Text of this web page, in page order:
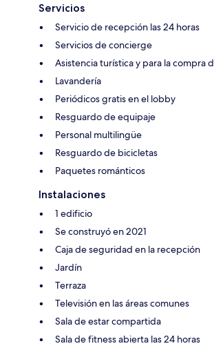
Servicios
Servicio de recepción las 24 horas
Servicios de concierge
Asistencia turística y para la compra
Lavandería
Periódicos gratis en el lobby
Resguardo de equipaje
Personal multilingüe
Resguardo de bicicletas
Paquetes románticos
Instalaciones
1 edificio
Se construyó en 2021
Caja de seguridad en la recepción
Jardín
Terraza
Televisión en las áreas comunes
Sala de estar compartida
Sala de fitness abierta las 24 horas